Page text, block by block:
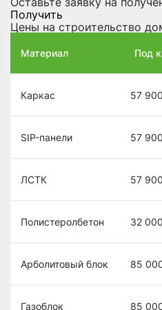
Получить
Цены на строительство
Материал Под
Каркас 57 900
SIP-панели 57 900
ЛСТК 57 900
Полистеролбетон 32 000
Арболитовый блок 85
Газоблок 85